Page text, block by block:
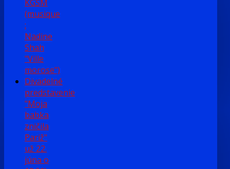
KGŠM
(musique
:
Nadine
Shah
"Ville
morose")
Divadelné
predstavenie
"Moja
babka
zničila
Pariž"
už 22.
júna o